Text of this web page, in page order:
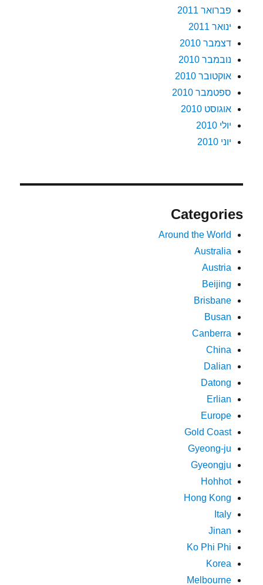
פברואר 2011
ינואר 2011
דצמבר 2010
נובמבר 2010
אוקטובר 2010
ספטמבר 2010
אוגוסט 2010
יולי 2010
יוני 2010
Categories
Around the World
Australia
Austria
Beijing
Brisbane
Busan
Canberra
China
Dalian
Datong
Erlian
Europe
Gold Coast
Gyeong-ju
Gyeongju
Hohhot
Hong Kong
Italy
Jinan
Ko Phi Phi
Korea
Melbourne